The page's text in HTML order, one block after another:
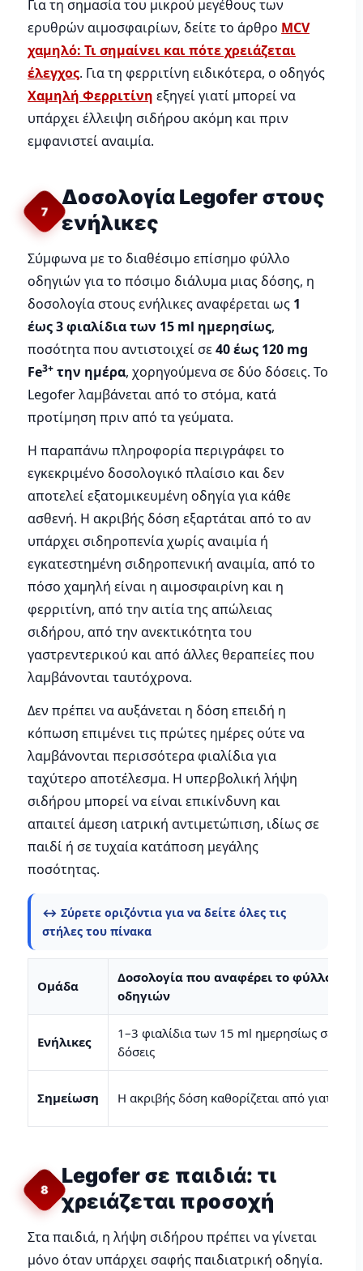
Για τη σημασία του μικρού μεγέθους των
ερυθρών αιμοσφαιρίων, δείτε το άρθρο MCV
χαμηλό: Τι σημαίνει και πότε χρειάζεται
έλεγχος. Για τη φερριτίνη ειδικότερα, ο οδηγός
Χαμηλή Φερριτίνη εξηγεί γιατί μπορεί να
υπάρχει έλλειψη σιδήρου ακόμη και πριν
εμφανιστεί αναιμία.
7
Δοσολογία Legofer στους
ενήλικες
Σύμφωνα με το διαθέσιμο επίσημο φύλλο
οδηγιών για το πόσιμο διάλυμα μιας δόσης, η
δοσολογία στους ενήλικες αναφέρεται ως 1
έως 3 φιαλίδια των 15 ml ημερησίως,
ποσότητα που αντιστοιχεί σε40 έως 120 mg
Fe3+ την ημέρα, χορηγούμενα σε δύο δόσεις. Το
Legofer λαμβάνεται από το στόμα, κατά
προτίμηση πριν από τα γεύματα.
Η παραπάνω πληροφορία περιγράφει το
εγκεκριμένο δοσολογικό πλαίσιο και δεν
αποτελεί εξατομικευμένη οδηγία για κάθε
ασθενή. Η ακριβής δόση εξαρτάται από το αν
υπάρχει σιδηροπενία χωρίς αναιμία ή
εγκατεστημένη σιδηροπενική αναιμία, από το
πόσο χαμηλή είναι η αιμοσφαιρίνη και η
φερριτίνη, από την αιτία της απώλειας
σιδήρου, από την ανεκτικότητα του
γαστρεντερικού και από άλλες θεραπείες που
λαμβάνονται ταυτόχρονα.
Δεν πρέπει να αυξάνεται η δόση επειδή η
κόπωση επιμένει τις πρώτες ημέρες ούτε να
λαμβάνονται περισσότερα φιαλίδια για
ταχύτερο αποτέλεσμα. Η υπερβολική λήψη
σιδήρου μπορεί να είναι επικίνδυνη και
απαιτεί άμεση ιατρική αντιμετώπιση, ιδίως σε
παιδί ή σε τυχαία κατάποση μεγάλης
ποσότητας.
↔️ Σύρετε οριζόντια για να δείτε όλες τις
στήλες του πίνακα
Ομάδα
Δοσολογία που αναφέρει το φύλλο
οδηγιών
Ενήλικες
1–3 φιαλίδια των 15 ml ημερησίως σε δύο
δόσεις
Σημείωση Η ακριβής δόση καθορίζεται από γιατρό
8
Legofer σε παιδιά: τι
χρειάζεται προσοχή
Στα παιδιά, η λήψη σιδήρου πρέπει να γίνεται
μόνο όταν υπάρχει σαφής παιδιατρική οδηγία.